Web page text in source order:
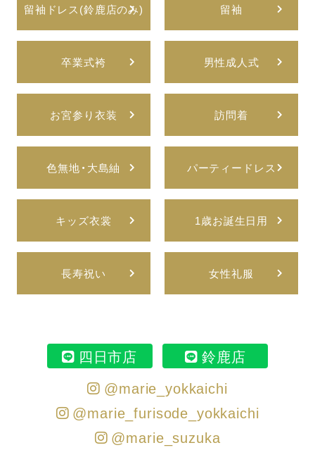
留袖ドレス(鈴鹿店のみ) 留袖
卒業式袴 男性成人式
お宮参り衣装 訪問着
色無地・大島紬 パーティードレス
キッズ衣裳 1歳お誕生日用
長寿祝い 女性礼服
四日市店
鈴鹿店
@marie_yokkaichi
@marie_furisode_yokkaichi
@marie_suzuka